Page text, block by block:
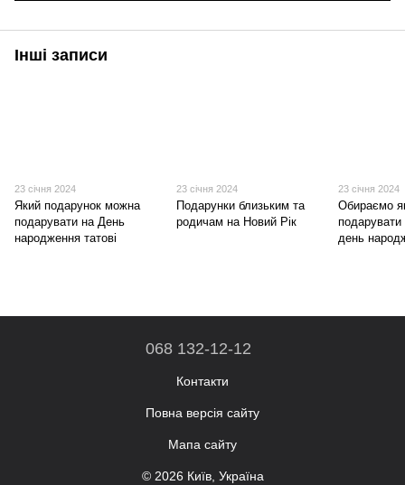
Інші записи
23 січня 2024
Який подарунок можна
подарувати на День
народження татові
23 січня 2024
Подарунки близьким та
родичам на Новий Рік
23 січня 2024
Обираємо
подарувати
день
068 132-12-12
Контакти
Повна версія сайту
Мапа сайту
© 2026 Київ, Україна